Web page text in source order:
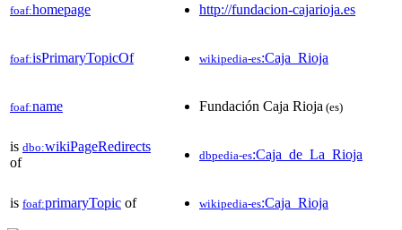
foaf:homepage http://fundacion-cajarioja.es
foaf:isPrimaryTopicOf wikipedia-es:Caja_Rioja
foaf:name Fundación Caja Rioja (es)
is dbo:wikiPageRedirects
of
dbpedia-es:Caja_de_La_Rioja
is foaf:primaryTopic of wikipedia-es:Caja_Rioja